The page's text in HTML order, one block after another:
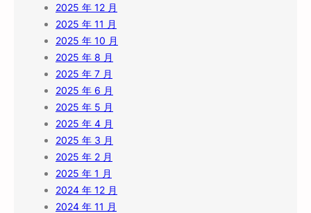
2025 年 12 月
2025 年 11 月
2025 年 10 月
2025 年 8 月
2025 年 7 月
2025 年 6 月
2025 年 5 月
2025 年 4 月
2025 年 3 月
2025 年 2 月
2025 年 1 月
2024 年 12 月
2024 年 11 月